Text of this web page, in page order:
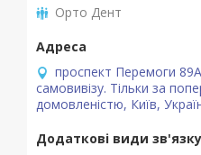
Орто Дент
проспект Перемоги
самовивізу. Тільки за
домовленістю, Київ,